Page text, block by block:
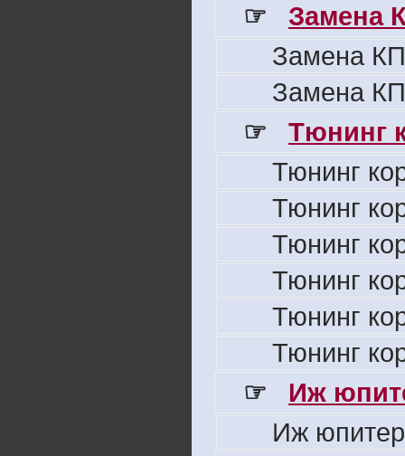
☞
Замена
Замена
Замена
☞
Тюнинг
Тюнинг
Тюнинг
Тюнинг
Тюнинг
Тюнинг
Тюнинг
☞
Иж
Иж